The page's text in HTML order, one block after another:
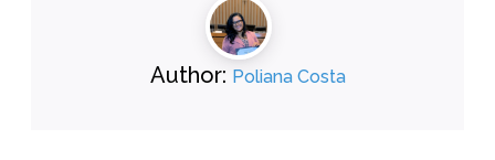
Author: Poliana Costa